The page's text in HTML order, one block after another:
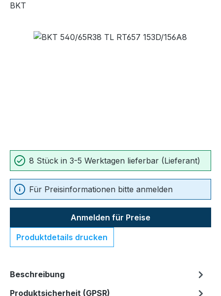
BKT
Bildergalerie überspringen
8 Stück in 3-5 Werktagen lieferbar (Lieferant)
Für Preisinformationen bitte anmelden
Anmelden für Preise
Produktdetails drucken
Beschreibung
Produktsicherheit (GPSR)